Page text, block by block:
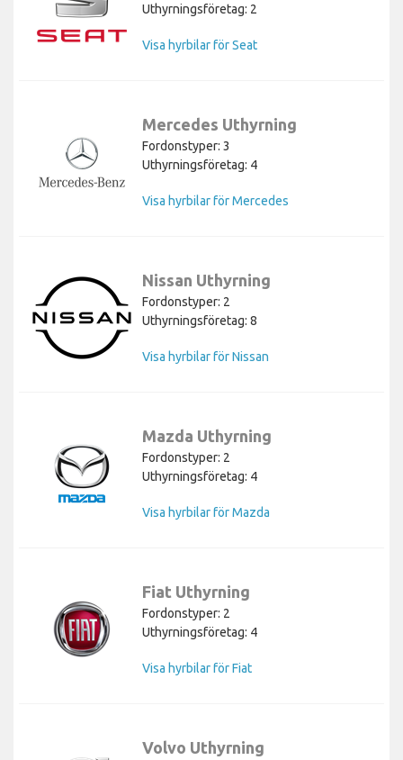
Uthyrningsföretag: 2
Visa hyrbilar för Seat
Mercedes Uthyrning
Fordonstyper: 3
Uthyrningsföretag: 4
Visa hyrbilar för Mercedes
Nissan Uthyrning
Fordonstyper: 2
Uthyrningsföretag: 8
Visa hyrbilar för Nissan
Mazda Uthyrning
Fordonstyper: 2
Uthyrningsföretag: 4
Visa hyrbilar för Mazda
Fiat Uthyrning
Fordonstyper: 2
Uthyrningsföretag: 4
Visa hyrbilar för Fiat
Volvo Uthyrning